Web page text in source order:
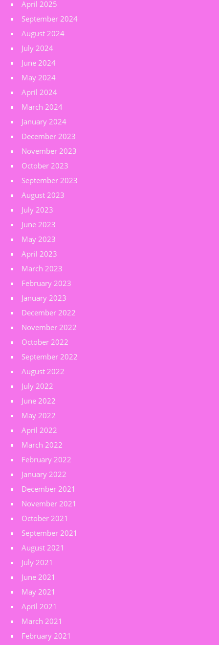
April 2025
September 2024
August 2024
July 2024
June 2024
May 2024
April 2024
March 2024
January 2024
December 2023
November 2023
October 2023
September 2023
August 2023
July 2023
June 2023
May 2023
April 2023
March 2023
February 2023
January 2023
December 2022
November 2022
October 2022
September 2022
August 2022
July 2022
June 2022
May 2022
April 2022
March 2022
February 2022
January 2022
December 2021
November 2021
October 2021
September 2021
August 2021
July 2021
June 2021
May 2021
April 2021
March 2021
February 2021